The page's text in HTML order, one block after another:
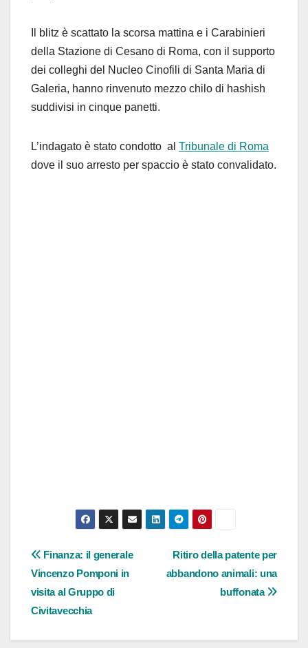
Il blitz è scattato la scorsa mattina e i Carabinieri
della Stazione di Cesano di Roma, con il supporto
dei colleghi del Nucleo Cinofili di Santa Maria di
Galeria, hanno rinvenuto mezzo chilo di hashish
suddivisi in cinque panetti.
L’indagato è stato condotto al Tribunale di Roma
dove il suo arresto per spaccio è stato convalidato.
Navigazione
articoli
Ritiro della patente per
abbandono animali: una
buffonata
Finanza: il generale
Vincenzo Pomponi in
visita al Gruppo di
Civitavecchia